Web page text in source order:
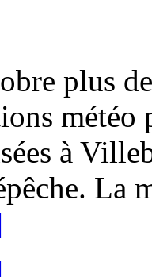
plus
à
La